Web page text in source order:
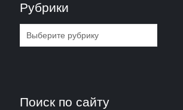
Рубрики
Рубрики
Поиск по сайту